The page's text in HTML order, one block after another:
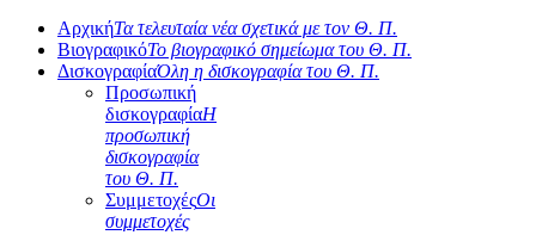
ΑρχικήΤα τελευταία νέα σχετικά με τον Θ. Π.
ΒιογραφικόΤο βιογραφικό σημείωμα του Θ. Π.
ΔισκογραφίαΌλη η δισκογραφία του Θ. Π.
Προσωπική
δισκογραφίαΗ
προσωπική
δισκογραφία
του Θ. Π.
ΣυμμετοχέςΟι
συμμετοχές